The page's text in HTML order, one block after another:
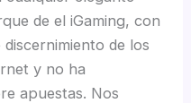
de el iGaming, con
de los
y no ha
apuestas. Nos